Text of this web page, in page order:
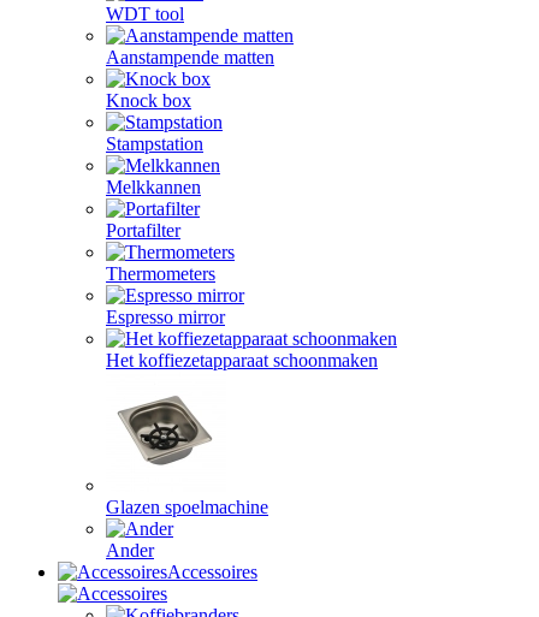
WDT tool
Aanstampende matten
Knock box
Stampstation
Melkkannen
Portafilter
Thermometers
Espresso mirror
Het koffiezetapparaat schoonmaken
Glazen spoelmachine
Ander
Accessoires